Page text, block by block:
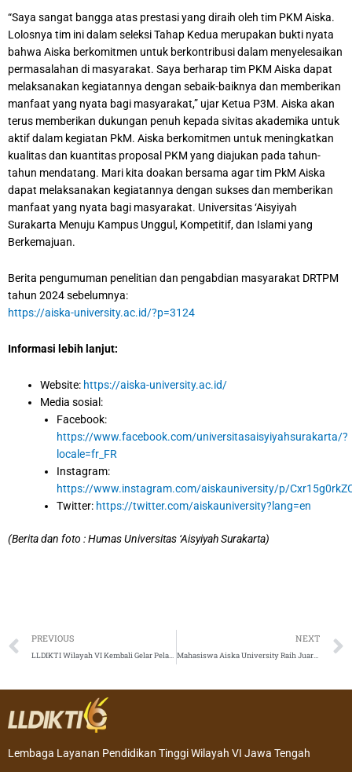
“Saya sangat bangga atas prestasi yang diraih oleh tim PKM Aiska.
Lolosnya tim ini dalam seleksi Tahap Kedua merupakan bukti nyata
bahwa Aiska berkomitmen untuk berkontribusi dalam menyelesaikan
permasalahan di masyarakat. Saya berharap tim PKM Aiska dapat
melaksanakan kegiatannya dengan sebaik-baiknya dan memberikan
manfaat yang nyata bagi masyarakat,” ujar Ketua P3M. Aiska akan
terus memberikan dukungan penuh kepada sivitas akademika untuk
aktif dalam kegiatan PkM. Aiska berkomitmen untuk meningkatkan
kualitas dan kuantitas proposal PKM yang diajukan pada tahun-
tahun mendatang. Mari kita doakan bersama agar tim PkM Aiska
dapat melaksanakan kegiatannya dengan sukses dan memberikan
manfaat yang nyata bagi masyarakat. Universitas ‘Aisyiyah
Surakarta Menuju Kampus Unggul, Kompetitif, dan Islami yang
Berkemajuan.
Berita pengumuman penelitian dan pengabdian masyarakat DRTPM
tahun 2024 sebelumnya:
https://aiska-university.ac.id/?p=3124
Informasi lebih lanjut:
Website: https://aiska-university.ac.id/
Media sosial:
Facebook:
https://www.facebook.com/universitasaisyiyahsurakarta/?
locale=fr_FR
Instagram:
https://www.instagram.com/aiskauniversity/p/
Twitter: https://twitter.com/aiskauniversity?lang=en
(Berita dan foto : Humas Universitas ‘Aisyiyah Surakarta)
Prev
PREVIOUS
LLDIKTI Wilayah VI Kembali Gelar Pelantikan dan Pengambilan Sumpah Aparatur Sipil Negara
NEXT
Mahasiswa Aiska University Raih Juara 3 di Lomba Public Speaking Contest PHYSICOM 1.0 Tingkat Nasional
Lembaga Layanan Pendidikan Tinggi Wilayah VI Jawa Tengah